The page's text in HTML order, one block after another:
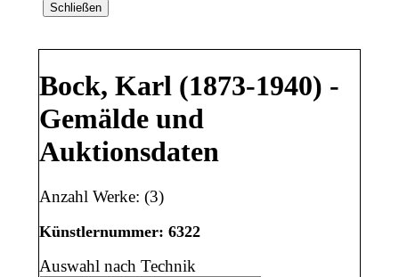
Schließen
Bock, Karl (1873-1940) -
Gemälde und
Auktionsdaten
Anzahl Werke: (3)
Künstlernummer: 6322
Auswahl nach Technik